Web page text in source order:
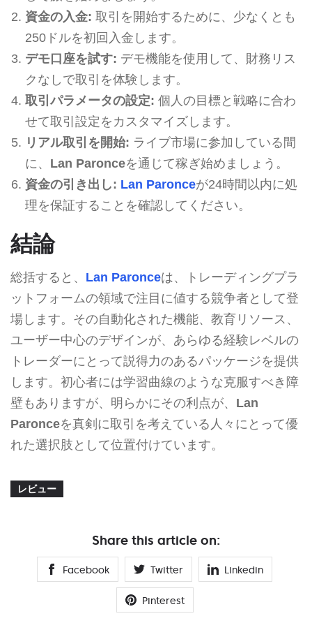
資金の入金: 取引を開始するために、少なくとも
250ドルを初回入金します。
デモ口座を試す: デモ機能を使用して、財務リス
クなしで取引を体験します。
取引パラメータの設定: 個人の目標と戦略に合わ
せて取引設定をカスタマイズします。
リアル取引を開始: ライブ市場に参加している間
に、 Lan Paronceを通じて稼ぎ始めましょう。
資金の引き出し: Lan Paronceが24時間以内に処
理を保証することを確認してください。
結論
総括すると、 Lan Paronceは、トレーディングプラ
ットフォームの領域で注目に値する競争者として登
場します。その自動化された機能、教育リソース、
ユーザー中心のデザインが、あらゆる経験レベルの
トレーダーにとって説得力のあるパッケージを提供
します。初心者には学習曲線のような克服すべき障
壁もありますが、明らかにその利点が、 Lan
Paronceを真剣に取引を考えている人々にとって優
れた選択肢として位置付けています。
レビュー
Share this article on:
Facebook Twitter Linkedin
Pinterest